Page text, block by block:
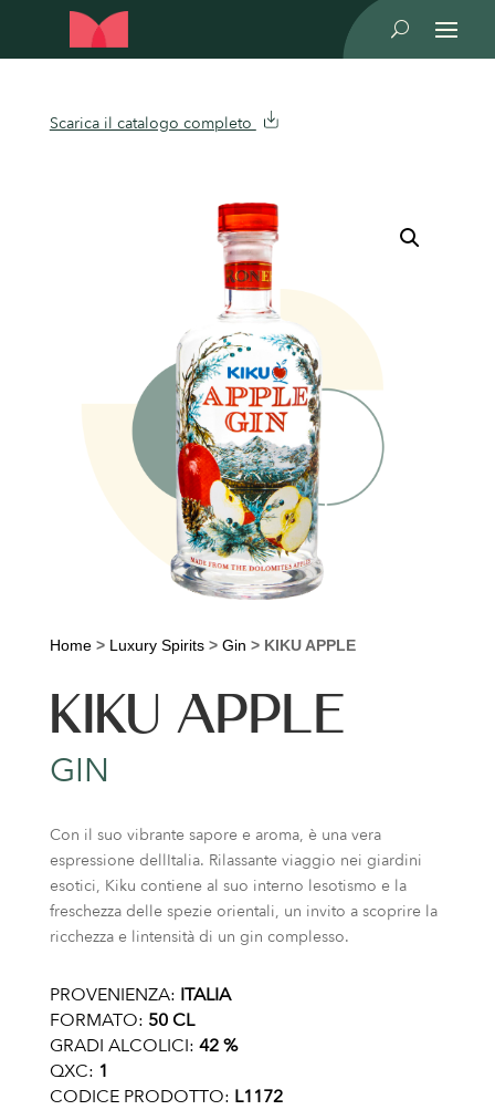
U
Scarica il catalogo completo
Home> Luxury Spirits> Gin > KIKU APPLE
KIKU APPLE
GIN
Con il suo vibrante sapore e aroma, è una vera
espressione dellItalia. Rilassante viaggio nei giardini
esotici, Kiku contiene al suo interno lesotismo e la
freschezza delle spezie orientali, un invito a scoprire la
ricchezza e lintensità di un gin complesso.
PROVENIENZA: ITALIA
FORMATO: 50 CL
GRADI ALCOLICI: 42 %
QXC: 1
CODICE PRODOTTO: L1172